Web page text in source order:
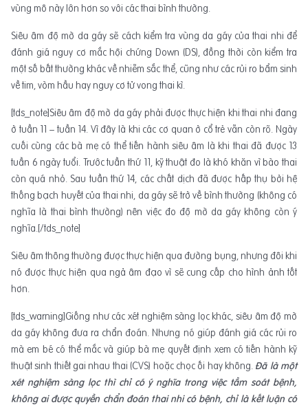
vùng mô này lớn hơn so với các thai bình thường.
Siêu âm độ mờ da gáy sẽ cách kiểm tra vùng da gáy của thai nhi để
đánh giá nguy cơ mắc hội chứng Down (DS), đồng thời còn kiểm tra
một số bất thường khác về nhiễm sắc thể, cũng như các rủi ro bẩm sinh
về tim, vòm hầu hay nguy cơ tử vong thai kì.
[tds_note]Siêu âm độ mờ da gáy phải được thực hiện khi thai nhi đang
ở tuần 11 – tuần 14. Vì đây là khi các cơ quan ở cổ trẻ vẫn còn rõ. Ngày
cuối cùng các bà mẹ có thể tiến hành siêu âm là khi thai đã được 13
tuần 6 ngày tuổi. Trước tuần thứ 11, kỹ thuật đo là khó khăn vì bào thai
còn quá nhỏ. Sau tuần thứ 14, các chất dịch đã được hấp thụ bởi hệ
thống bạch huyết của thai nhi, da gáy sẽ trở về bình thường (không có
nghĩa là thai bình thường) nên việc đo độ mờ da gáy không còn ý
nghĩa.[/tds_note]
Siêu âm thông thường được thực hiện qua đường bụng, nhưng đôi khi
nó được thực hiện qua ngả âm đạo vì sẽ cung cấp cho hình ảnh tốt
hơn.
[tds_warning]Giống như các xét nghiệm sàng lọc khác, siêu âm độ mờ
da gáy không đưa ra chẩn đoán. Nhưng nó giúp đánh giá các rủi ro
mà em bé có thể mắc và giúp bà mẹ quyết định xem có tiến hành kỹ
thuật sinh thiết gai nhau thai (CVS) hoặc chọc ối hay không. Đã là một
xét nghiệm sàng lọc thì chỉ có ý nghĩa trong việc tầm soát bệnh,
không ai được quyền chẩn đoán thai nhi có bệnh, chỉ là kết luận có